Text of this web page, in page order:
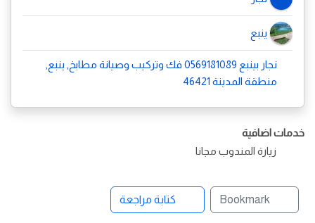
ينبع
نجار بينبع 0569181089 فك وتركيب وصيانة مطابخ, ينبع,
منطقة المدينة 46421
خدمات اضافية
زيارة المندوب مجانا
Bookmark كتابة مراجعة